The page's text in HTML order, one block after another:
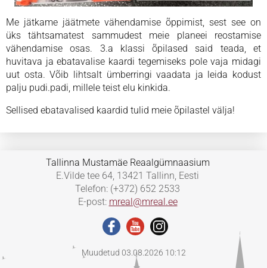
Me jätkame jäätmete vähendamise õppimist, sest see on
üks tähtsamatest sammudest meie planeei reostamise
vähendamise osas. 3.a klassi õpilased said teada, et
huvitava ja ebatavalise kaardi tegemiseks pole vaja midagi
uut osta. Võib lihtsalt ümberringi vaadata ja leida kodust
palju pudi.padi, millele teist elu kinkida.
Sellised ebatavalised kaardid tulid meie õpilastel välja!
Tallinna Mustamäe Reaalgümnaasium
E.Vilde tee 64, 13421 Tallinn, Eesti
Telefon: (+372) 652 2533
E-post: mreal@mreal.ee
Muudetud 03.08.2026 10:12